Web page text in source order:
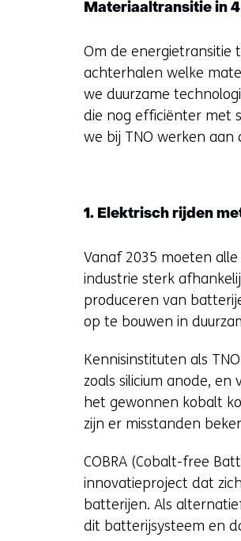
Materiaaltransitie in
Om de energietransitie
achterhalen welke
we duurzame
die nog efficiënter met
we bij TNO werken aan
1. Elektrisch rijden
Vanaf 2035 moeten
industrie sterk
produceren van
op te bouwen in
Kennisinstituten als
zoals silicium anode,
het gewonnen kobalt
zijn er misstanden
COBRA (Cobalt-free
innovatieproject dat
batterijen. Als
dit batterijsysteem en